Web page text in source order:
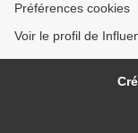
Préférences cookies
Voir le profil de